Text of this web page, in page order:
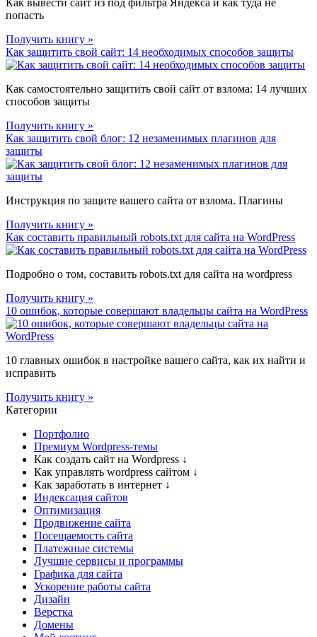
попасть
Получить книгу »
Как защитить свой сайт: 14 необходимых способов защиты
Как самостоятельно защитить свой сайт от взлома: 14 лучших
способов защиты
Получить книгу »
Как защитить свой блог: 12 незаменимых плагинов для
защиты
Инструкция по защите вашего сайта от взлома. Плагины
Получить книгу »
Как составить правильный robots.txt для сайта на WordPress
Подробно о том, составить robots.txt для сайта на wordpress
Получить книгу »
10 ошибок, которые совершают владельцы сайта на WordPress
10 главных ошибок в настройке вашего сайта, как их найти и
исправить
Получить книгу »
Категории
Портфолио
Премиум Wordpress-темы
Как создать сайт на Wordpress ↓
Как управлять wordpress сайтом ↓
Как заработать в интернет ↓
Индексация сайтов
Оптимизация
Продвижение сайта
Посещаемость сайта
Платежные системы
Лучшие сервисы и программы
Графика для сайта
Ускорение работы сайта
Дизайн
Верстка
Домены